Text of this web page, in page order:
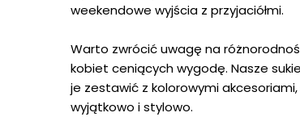
weekendowe wyjścia z przyjaciółmi.
Warto zwrócić uwagę na
kobiet ceniących wygodę. Nasze
je zestawić z kolorowymi
wyjątkowo i stylowo.